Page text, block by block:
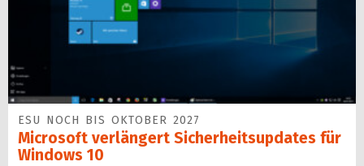
ESU NOCH BIS OKTOBER 2027
Microsoft verlängert Sicherheitsupdates für
Windows 10